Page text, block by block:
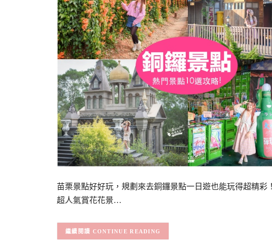
苗栗景點好好玩，規劃來去銅鑼景點一日遊也能玩得超精彩
超人氣賞花花景…
CONTINUE READING